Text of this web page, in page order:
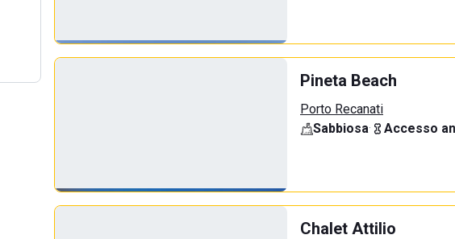
Pineta Beach
Porto Recanati
Sabbiosa· Accesso
Chalet Attilio